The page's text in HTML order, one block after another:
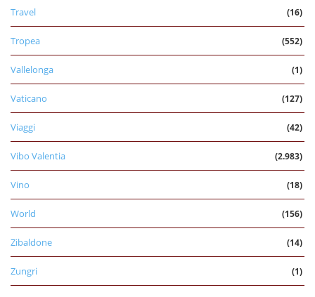
Travel (16)
Tropea (552)
Vallelonga (1)
Vaticano (127)
Viaggi (42)
Vibo Valentia (2.983)
Vino (18)
World (156)
Zibaldone (14)
Zungri (1)